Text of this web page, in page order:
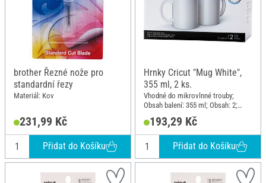
brother Řezné nože pro
standardní řezy
Materiál: Kov
231,99 Kč
Přidat do Košíku
Hrnky Cricut "Mug White",
355 ml, 2 ks.
Vhodné do mikrovlnné trouby;
Obsah balení: 355 ml; Obsah: 2;
Materiál: Keramika
193,29 Kč
Přidat do Košíku